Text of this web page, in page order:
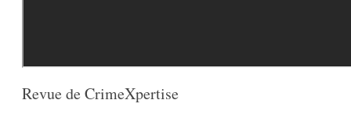
Revue de CrimeXpertise